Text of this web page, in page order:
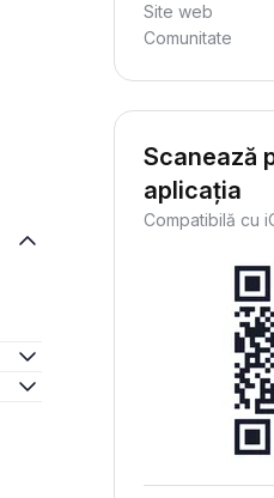
Site web
Comunitate
Scanează
aplicația
Compatibilă cu